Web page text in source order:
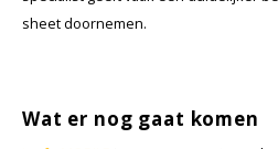
sheet doornemen.
Wat er nog gaat komen